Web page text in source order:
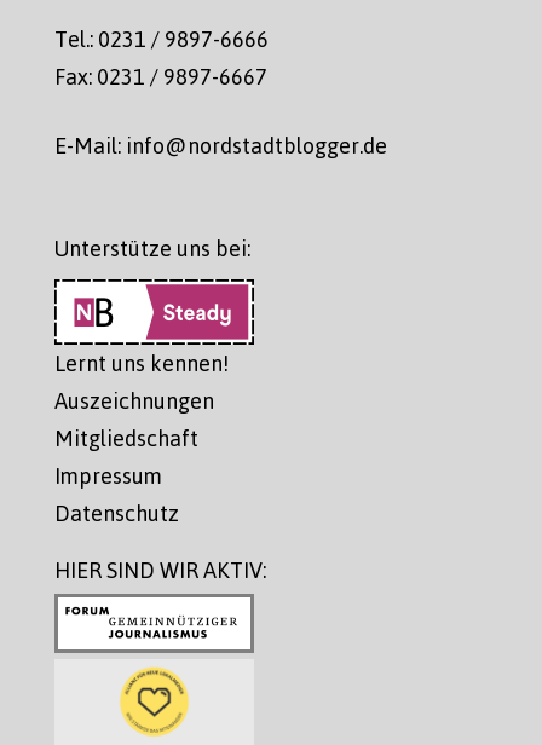
Tel.: 0231 / 9897-6666
Fax: 0231 / 9897-6667
E-Mail: info@nordstadtblogger.de
Unterstütze uns bei:
Lernt uns kennen!
Auszeichnungen
Mitgliedschaft
Impressum
Datenschutz
HIER SIND WIR AKTIV: